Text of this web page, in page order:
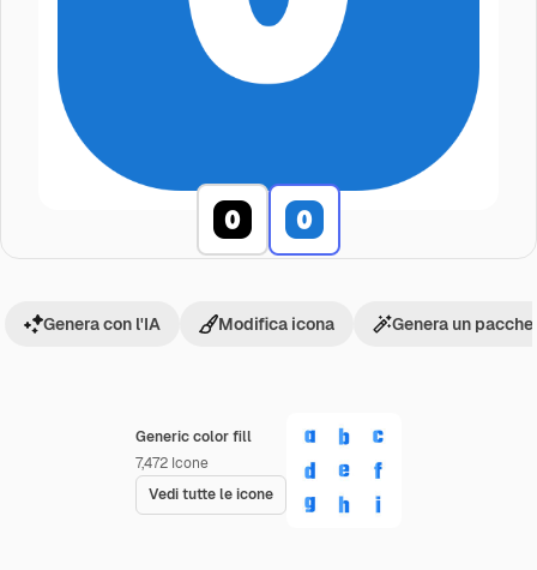
Generic color fill
7,472 Icone
Vedi tutte le icone
Genera con l'IA Modifica icona Genera un